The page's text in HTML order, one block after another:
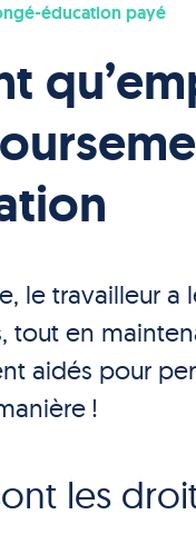
éducation payé
le travailleur a
tout en
aidés pour
!
les